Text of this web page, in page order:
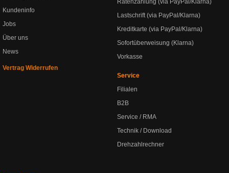
Kundeninfo
Jobs
Über uns
News
Vertrag Widerrufen
Ratenzahlung (via PayPal/Klarna)
Lastschrift (via PayPal/Klarna)
Kreditkarte (via PayPal/Klarna)
Sofortüberweisung (Klarna)
Vorkasse
Service
Filialen
B2B
Service / RMA
Technik / Download
Drehzahlrechner